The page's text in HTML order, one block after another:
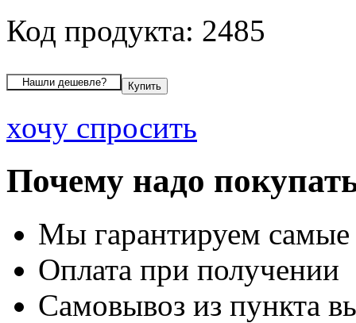
Код продукта: 2485
хочу спросить
Почему надо
Мы гарантируем
Оплата при получении
Самовывоз из пункта